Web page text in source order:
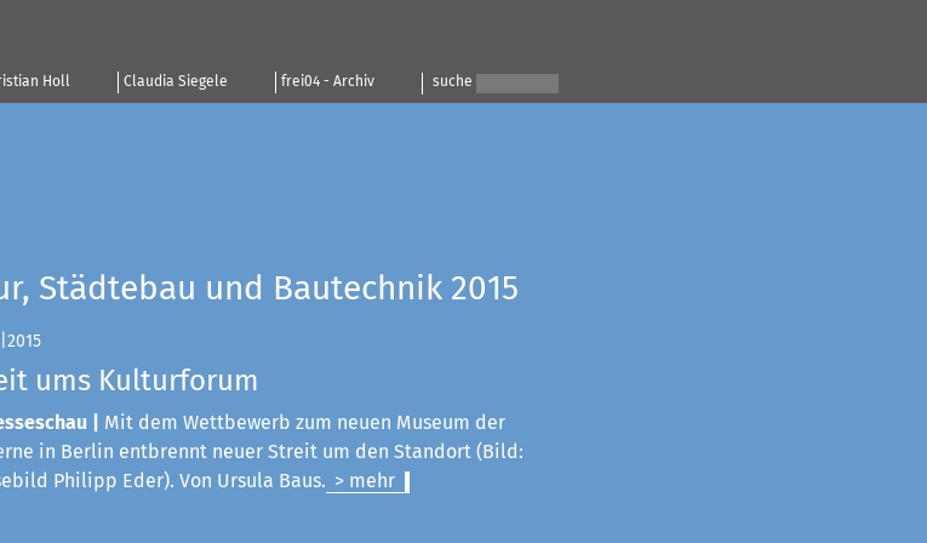
Holl Claudia Siegele frei04 - Archiv suche
Städtebau und Bautechnik 2015
ums Kulturforum
|
Mit dem Wettbewerb zum neuen Museum der
in Berlin entbrennt neuer Streit um den Standort (Bild:
Philipp Eder). Von Ursula Baus. > mehr